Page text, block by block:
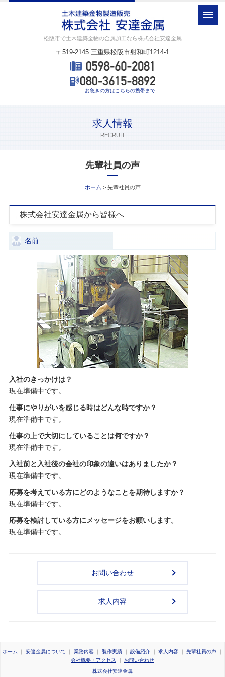
松阪市で土木建築金物の金属加工なら株式会社安達金属
〒519-2145 三重県松阪市射和町1214-1
お急ぎの方はこちらの携帯まで
求人情報
RECRUIT
先輩社員の声
ホーム > 先輩社員の声
株式会社安達金属から皆様へ
名前
入社のきっかけは？
現在準備中です。
仕事にやりがいを感じる時はどんな時ですか？
現在準備中です。
仕事の上で大切にしていることは何ですか？
現在準備中です。
入社前と入社後の会社の印象の違いはありましたか？
現在準備中です。
応募を考えている方にどのようなことを期待しますか？
現在準備中です。
応募を検討している方にメッセージをお願いします。
現在準備中です。
お問い合わせ
求人内容
ホーム ｜ 安達金属について ｜ 業務内容｜ 製作実績｜ 設備紹介｜ 求人内容｜ 先輩社員の声｜
会社概要・アクセス
｜ お問い合わせ
株式会社安達金属